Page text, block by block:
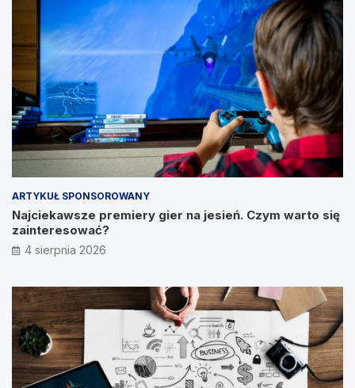
ARTYKUŁ SPONSOROWANY
Najciekawsze premiery gier na jesień. Czym warto się
zainteresować?
4 sierpnia 2026